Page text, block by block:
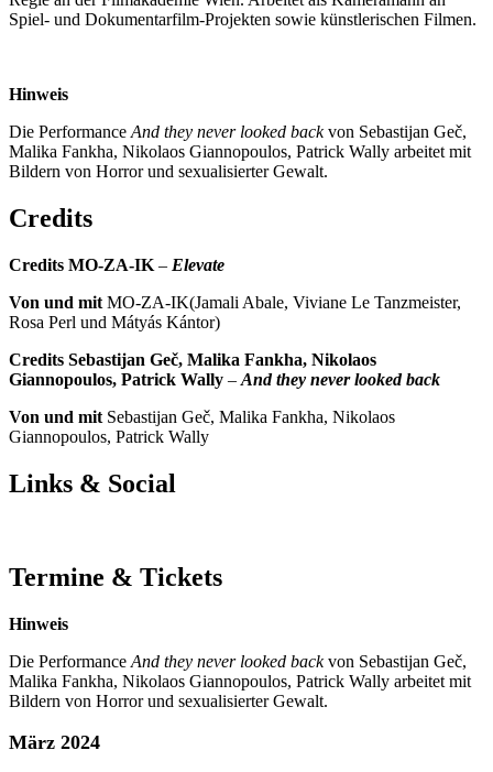
Spiel- und Dokumentarfilm-Projekten sowie künstlerischen Filmen.
Hinweis
Die Performance And they never looked backvon Sebastijan Geč,
Malika Fankha, Nikolaos Giannopoulos, Patrick Wally arbeitet mit
Bildern von Horror und sexualisierter Gewalt.
Credits
Credits MO-ZA-IK – Elevate
Von und mit MO-ZA-IK(Jamali Abale, Viviane Le Tanzmeister,
Rosa Perl und Mátyás Kántor)
Credits Sebastijan Geč, Malika Fankha, Nikolaos
Giannopoulos, Patrick Wally – And they never looked back
Von und mit Sebastijan Geč, Malika Fankha, Nikolaos
Giannopoulos, Patrick Wally
Links & Social
Termine & Tickets
Hinweis
Die Performance And they never looked backvon Sebastijan Geč,
Malika Fankha, Nikolaos Giannopoulos, Patrick Wally arbeitet mit
Bildern von Horror und sexualisierter Gewalt.
März 2024